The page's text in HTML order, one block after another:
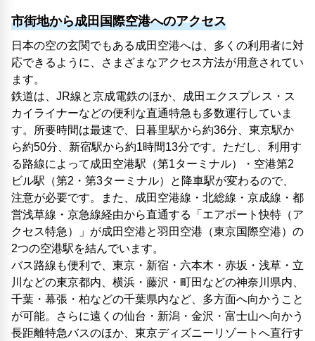
市街地から成田国際空港へのアクセス
日本の空の玄関でもある成田空港へは、多くの利用者に対
応できるように、さまざまなアクセス方法が用意されてい
ます。
鉄道は、JR線と京成電鉄のほか、成田エクスプレス・ス
カイライナーなどの便利な直通特急も多数運行していま
す。所要時間は最速で、日暮里駅から約36分、東京駅か
ら約50分、新宿駅から約1時間13分です。ただし、利用す
る路線によって成田空港駅（第1ターミナル）・空港第2
ビル駅（第2・第3ターミナル）と降車駅が変わるので、
注意が必要です。また、成田空港線・北総線・京成線・都
営浅草線・京急線経由から直通する「エアポート快特（ア
クセス特急）」が成田空港と羽田空港（東京国際空港）の
2つの空港駅を結んでいます。
バス路線も便利で、東京・新宿・六本木・赤坂・浅草・立
川などの東京都内、横浜・藤沢・町田などの神奈川県内、
千葉・幕張・柏などの千葉県内など、多方面へ向かうこと
が可能。さらに遠くの仙台・新潟・金沢・富士山へ向かう
長距離特急バスのほか、東京ディズニーリゾートへ直行す